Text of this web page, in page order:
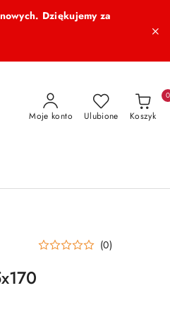
Dziękujemy za
Moje konto Ulubione Koszyk
0
(0)